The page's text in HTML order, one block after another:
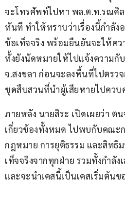
จะโทรศัพท์ไปหา พล.ต.ท.รณศิ
ทันที ทำให้ทราบว่าเรื่องนี้กำลัง
ข้อเท็จจริง พร้อมยืนยันจะให้ค
ทั้งยังนัดหมายให้ไปแจ้งความกั
จ.สงขลา ก่อนจะลงพื้นที่ไปตรว
ชุดสืบสวนที่นำผู้เสียหายไปควบ
ภายหลัง นายสิระ เปิดเผยว่า ต
เกี่ยวข้องทั้งหมด ไปพบกับคณะก
กฎหมาย การยุติธรรม และสิท
เท็จจริงจากทุกฝ่าย รวมทั้งกำลั
และจะนำเคสนี้เป็นเคสเริ่มต้น